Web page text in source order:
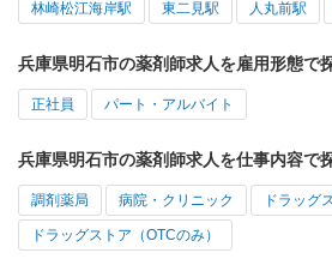
林崎松江海岸駅 東二見駅 人丸前駅
兵庫県明石市の薬剤師求人を雇用形態で
正社員 パート・アルバイト
兵庫県明石市の薬剤師求人を仕事内容で
調剤薬局 病院・クリニック ドラッグ
ドラッグストア（OTCのみ）